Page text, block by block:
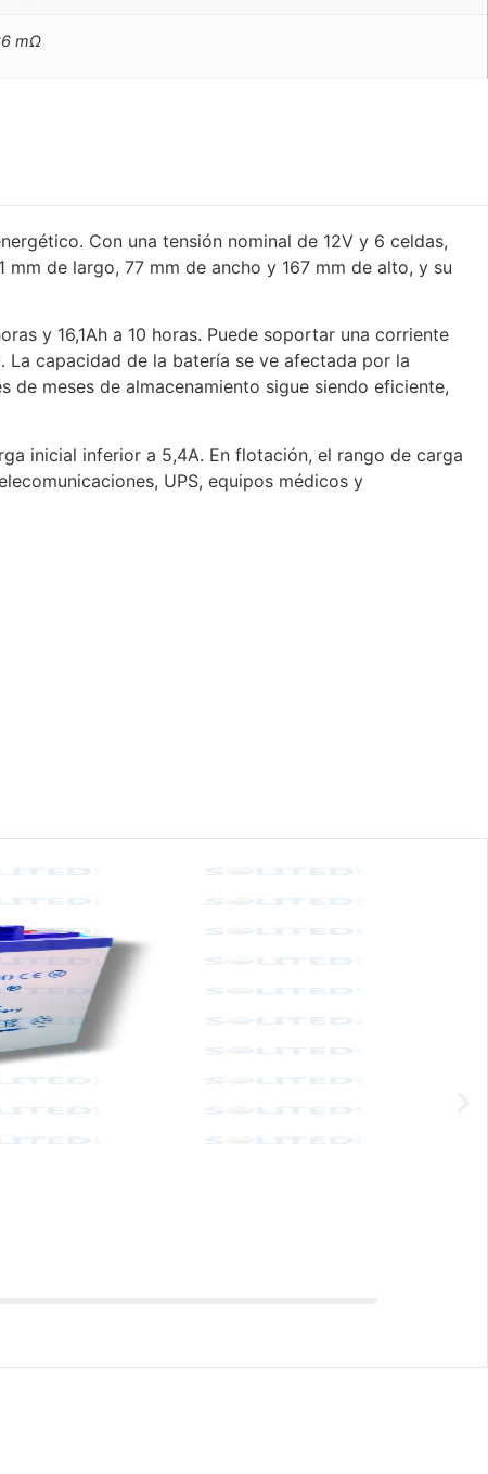
mΩ
Con una tensión nominal de 12V y 6 celdas,
de largo, 77 mm de ancho y 167 mm de alto, y su
y 16,1Ah a 10 horas. Puede soportar una corriente
La capacidad de la batería se ve afectada por la
de meses de almacenamiento sigue siendo eficiente,
inicial inferior a 5,4A. En flotación, el rango de carga
UPS, equipos médicos y